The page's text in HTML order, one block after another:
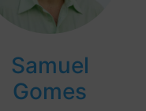
Samuel
Gomes